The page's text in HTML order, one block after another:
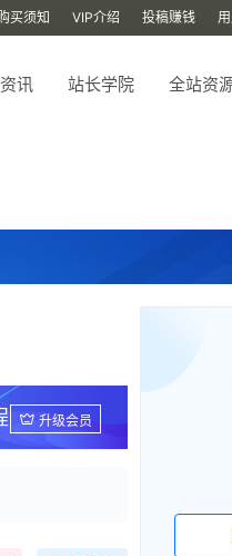
买须知 VIP介绍 投稿赚钱
讯 站长学院 全站资
升级会员